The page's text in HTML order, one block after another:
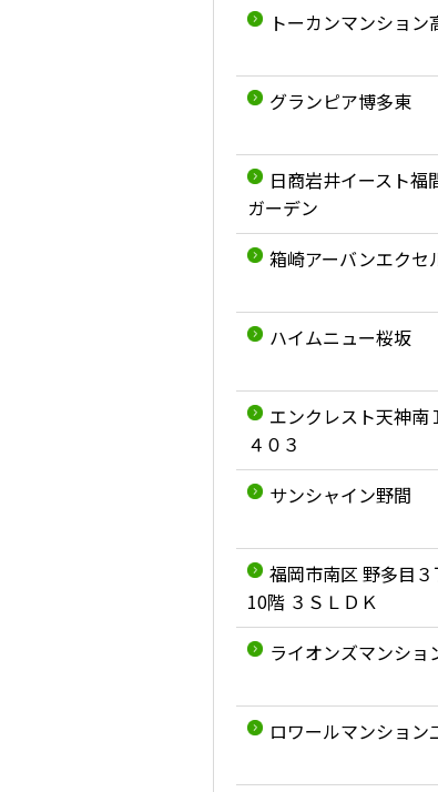
トーカンマンション
グランピア博多東
日商岩井イースト福
ガーデン
箱崎アーバンエクセ
ハイムニュー桜坂
エンクレスト天神
４０３
サンシャイン野間
福岡市南区 野多目３
10階 ３ＳＬＤＫ
ライオンズマンショ
ロワールマンション